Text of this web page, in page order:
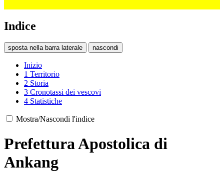
Indice
sposta nella barra laterale nascondi
Inizio
1 Territorio
2 Storia
3 Cronotassi dei vescovi
4 Statistiche
Mostra/Nascondi l'indice
Prefettura Apostolica di
Ankang